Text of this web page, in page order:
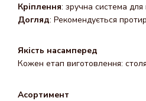
Кріплення: зручна система для
Догляд: Рекомендується
Якість насамперед
Кожен етап виготовлення:
Асортимент